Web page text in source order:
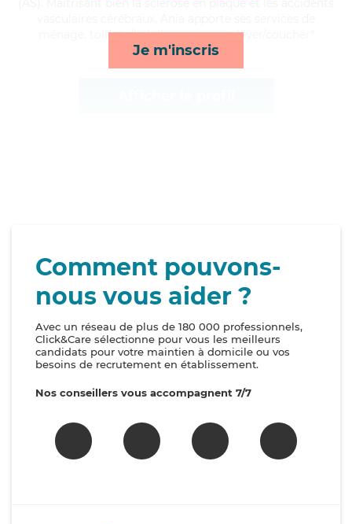
Je m'inscris
ménage, toilette/habillage, repas et lever/coucher*
Comment pouvons-
nous vous aider ?
Avec un réseau de plus de 180 000 professionnels,
Click&Care sélectionne pour vous les meilleurs
candidats pour votre maintien à domicile ou vos
besoins de recrutement en établissement.
Nos conseillers vous accompagnent 7/7